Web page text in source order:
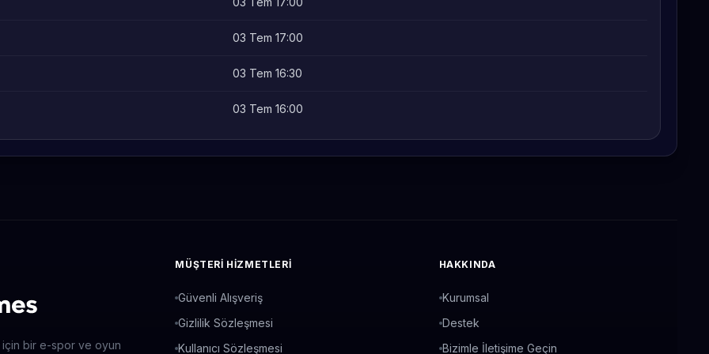
03 Tem 17:00
03 Tem 16:30
03 Tem 16:00
için bir e-spor ve oyun
MÜŞTERI HIZMETLERI
Güvenli Alışveriş
Gizlilik Sözleşmesi
Kullanıcı Sözleşmesi
HAKKINDA
Kurumsal
Destek
Bizimle İletişime Geçin